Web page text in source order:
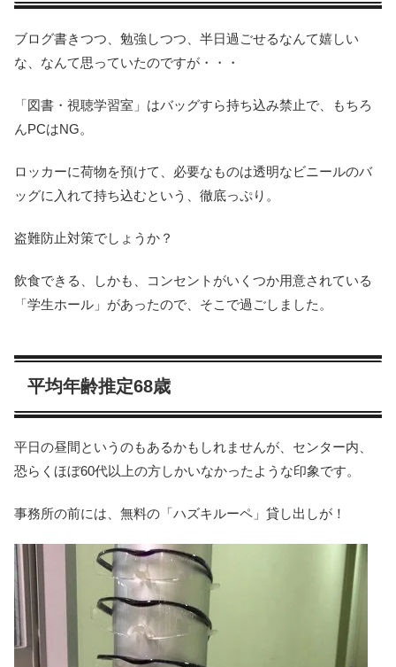
ブログ書きつつ、勉強しつつ、半日過ごせるなんて嬉しい
な、なんて思っていたのですが・・・
「図書・視聴学習室」はバッグすら持ち込み禁止で、もちろ
んPCはNG。
ロッカーに荷物を預けて、必要なものは透明なビニールのバ
ッグに入れて持ち込むという、徹底っぷり。
盗難防止対策でしょうか？
飲食できる、しかも、コンセントがいくつか用意されている
「学生ホール」があったので、そこで過ごしました。
平均年齢推定68歳
平日の昼間というのもあるかもしれませんが、センター内、
恐らくほぼ60代以上の方しかいなかったような印象です。
事務所の前には、無料の「ハズキルーペ」貸し出しが！